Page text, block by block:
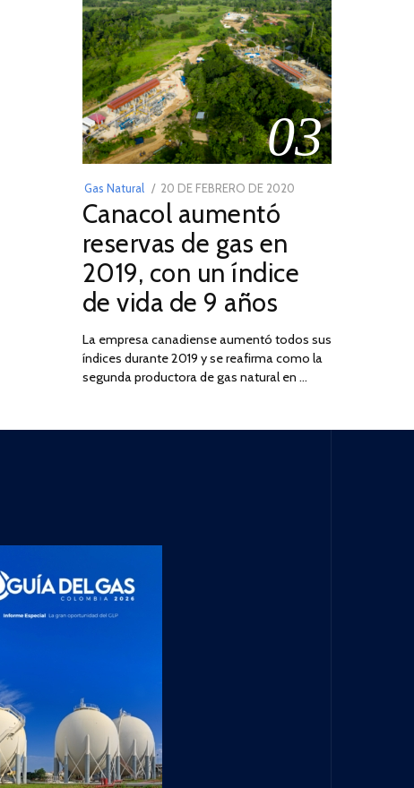
03
Gas Natural
POSTED
ON
20 DE FEBRERO DE 2020
2025
Canacol aumentó
reservas de gas en
2019, con un índice
de vida de 9 años
La empresa canadiense aumentó todos sus
índices durante 2019 y se reafirma como la
segunda productora de gas natural en …